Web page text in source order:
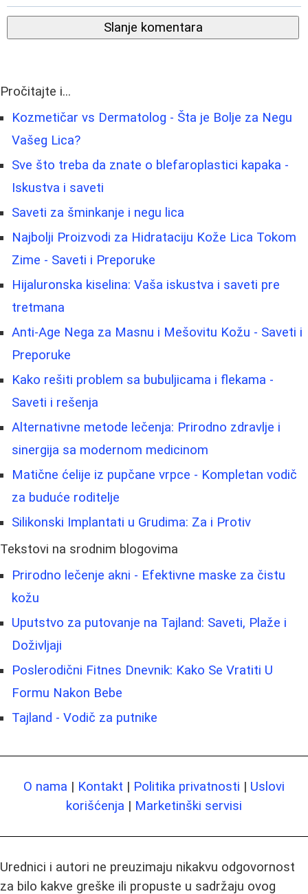
Slanje komentara
Pročitajte i...
Kozmetičar vs Dermatolog - Šta je Bolje za Negu
Vašeg Lica?
Sve što treba da znate o blefaroplastici kapaka -
Iskustva i saveti
Saveti za šminkanje i negu lica
Najbolji Proizvodi za Hidrataciju Kože Lica Tokom
Zime - Saveti i Preporuke
Hijaluronska kiselina: Vaša iskustva i saveti pre
tretmana
Anti-Age Nega za Masnu i Mešovitu Kožu - Saveti i
Preporuke
Kako rešiti problem sa bubuljicama i flekama -
Saveti i rešenja
Alternativne metode lečenja: Prirodno zdravlje i
sinergija sa modernom medicinom
Matične ćelije iz pupčane vrpce - Kompletan vodič
za buduće roditelje
Silikonski Implantati u Grudima: Za i Protiv
Tekstovi na srodnim blogovima
Prirodno lečenje akni - Efektivne maske za čistu
kožu
Uputstvo za putovanje na Tajland: Saveti, Plaže i
Doživljaji
Poslerodični Fitnes Dnevnik: Kako Se Vratiti U
Formu Nakon Bebe
Tajland - Vodič za putnike
O nama | Kontakt | Politika privatnosti | Uslovi
korišćenja | Marketinški servisi
Urednici i autori ne preuzimaju nikakvu odgovornost
za bilo kakve greške ili propuste u sadržaju ovog